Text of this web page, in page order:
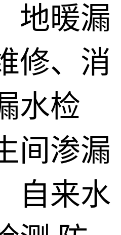
地暖漏
修、消
水检
间渗漏
自来水